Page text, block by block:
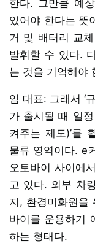
한다. 그만큼 예
있어야 한다는 뜻
거 및 배터리 교
발휘할 수 있다.
는 것을 기억해야
임 대표: 그래서 ‘
가 출시될 때 일
켜주는 제도)’를
물류 영역이다. e
오토바이 사이에
고 있다. 외부 차
지, 환경미화원을
바이를 운용하기
하는 형태다.